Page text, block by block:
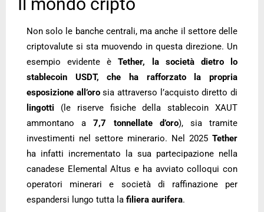
Non solo le banche centrali, ma anche il settore delle
criptovalute si sta muovendo in questa direzione. Un
esempio evidente èTether, la società dietro lo
stablecoin USDT, che ha rafforzato la propria
esposizione all’orosia attraverso l’acquisto diretto di
lingotti (le riserve fisiche della stablecoin XAUT
ammontano a7,7 tonnellate d’oro), sia tramite
investimenti nel settore minerario. Nel 2025 Tether
ha infatti incrementato la sua partecipazione nella
canadese Elemental Altus e ha avviato colloqui con
operatori minerari e società di raffinazione per
espandersi lungo tutta la filiera aurifera.